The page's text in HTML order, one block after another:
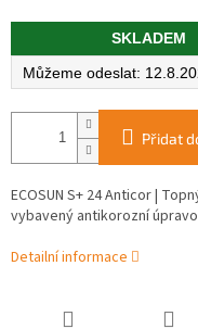
Měrná
SKLADEM
Přidat
ECOSUN S+ 24 Anticor |
vybavený antikorozní
Detailní informace